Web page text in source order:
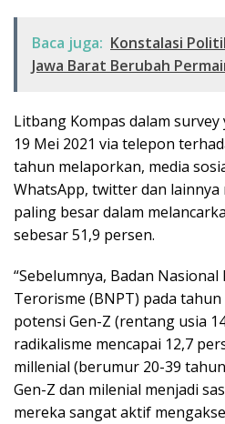
Baca juga: Konstalasi
Jawa Barat Berubah
Litbang Kompas dalam
19 Mei 2021 via telepon
tahun melaporkan, media
WhatsApp, twitter dan lainnya
paling besar dalam
sebesar 51,9 persen.
“Sebelumnya, Badan
Terorisme (BNPT) pada
potensi Gen-Z (rentang usia
radikalisme mencapai 12,7
millenial (berumur 20-39
Gen-Z dan milenial menjadi
mereka sangat aktif